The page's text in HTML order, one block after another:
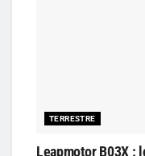
TERRESTRE
Leapmotor B03X :